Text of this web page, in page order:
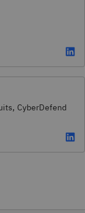
CyberDefend